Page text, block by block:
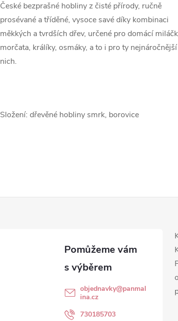
České bezprašné hobliny z čisté přírody, ručně
prosévané a tříděné, vysoce savé díky kombinaci
měkkých a tvrdších dřev, určené pro domácí
morčata, králíky, osmáky, a to i pro ty
nich.
Složení: dřevěné hobliny smrk, borovice
objednavky@panmal
ina.cz
730185703